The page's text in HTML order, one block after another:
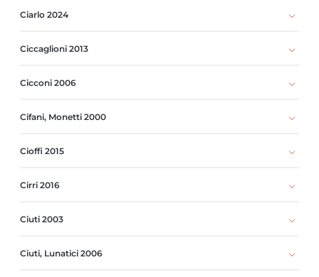
Ciarlo 2024
Ciccaglioni 2013
Cicconi 2006
Cifani, Monetti 2000
Cioffi 2015
Cirri 2016
Ciuti 2003
Ciuti, Lunatici 2006